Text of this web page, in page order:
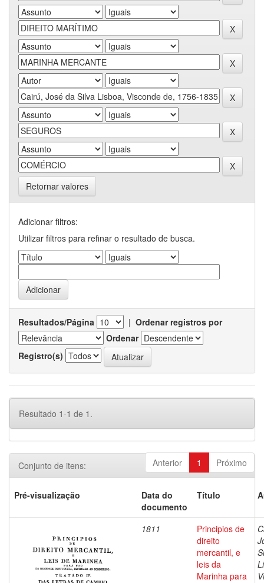
Retornar valores
Adicionar filtros:
Utilizar filtros para refinar o resultado de busca.
Resultados/Página | Ordenar registros por
Ordenar
Registro(s)
Resultado 1-1 de 1.
Anterior 1 Próximo
Conjunto de itens:
Pré-visualização
Data do
documento
Título
1811
Principios de
direito
mercantil, e
leis da
Marinha para